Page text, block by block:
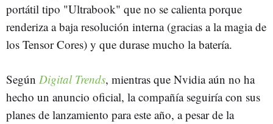
portátil tipo "Ultrabook" que no se calienta porque
renderiza a baja resolución interna (gracias a la magia de
los Tensor Cores) y que durase mucho la batería.
Según Digital Trends, mientras que Nvidia aún no ha
hecho un anuncio oficial, la compañía seguiría con sus
planes de lanzamiento para este año, a pesar de la